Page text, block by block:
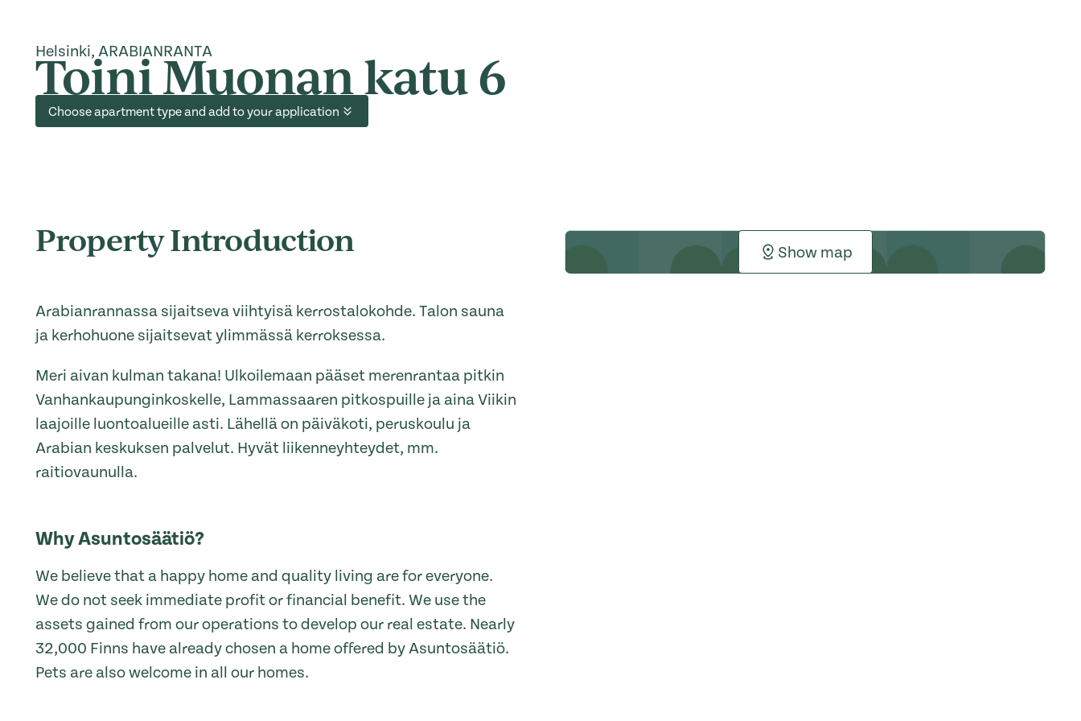
Helsinki, ARABIANRANTA
Toini Muonan katu 6
Choose apartment type and add to your application
Property Introduction
Arabianrannassa sijaitseva viihtyisä kerrostalokohde. Talon sauna
ja kerhohuone sijaitsevat ylimmässä kerroksessa.
Meri aivan kulman takana! Ulkoilemaan pääset merenrantaa pitkin
Vanhankaupunginkoskelle, Lammassaaren pitkospuille ja aina Viikin
laajoille luontoalueille asti. Lähellä on päiväkoti, peruskoulu ja
Arabian keskuksen palvelut. Hyvät liikenneyhteydet, mm.
raitiovaunulla.
Why Asuntosäätiö?
We believe that a happy home and quality living are for everyone.
We do not seek immediate profit or financial benefit. We use the
assets gained from our operations to develop our real estate. Nearly
32,000 Finns have already chosen a home offered by Asuntosäätiö.
Pets are also welcome in all our homes.
Show map